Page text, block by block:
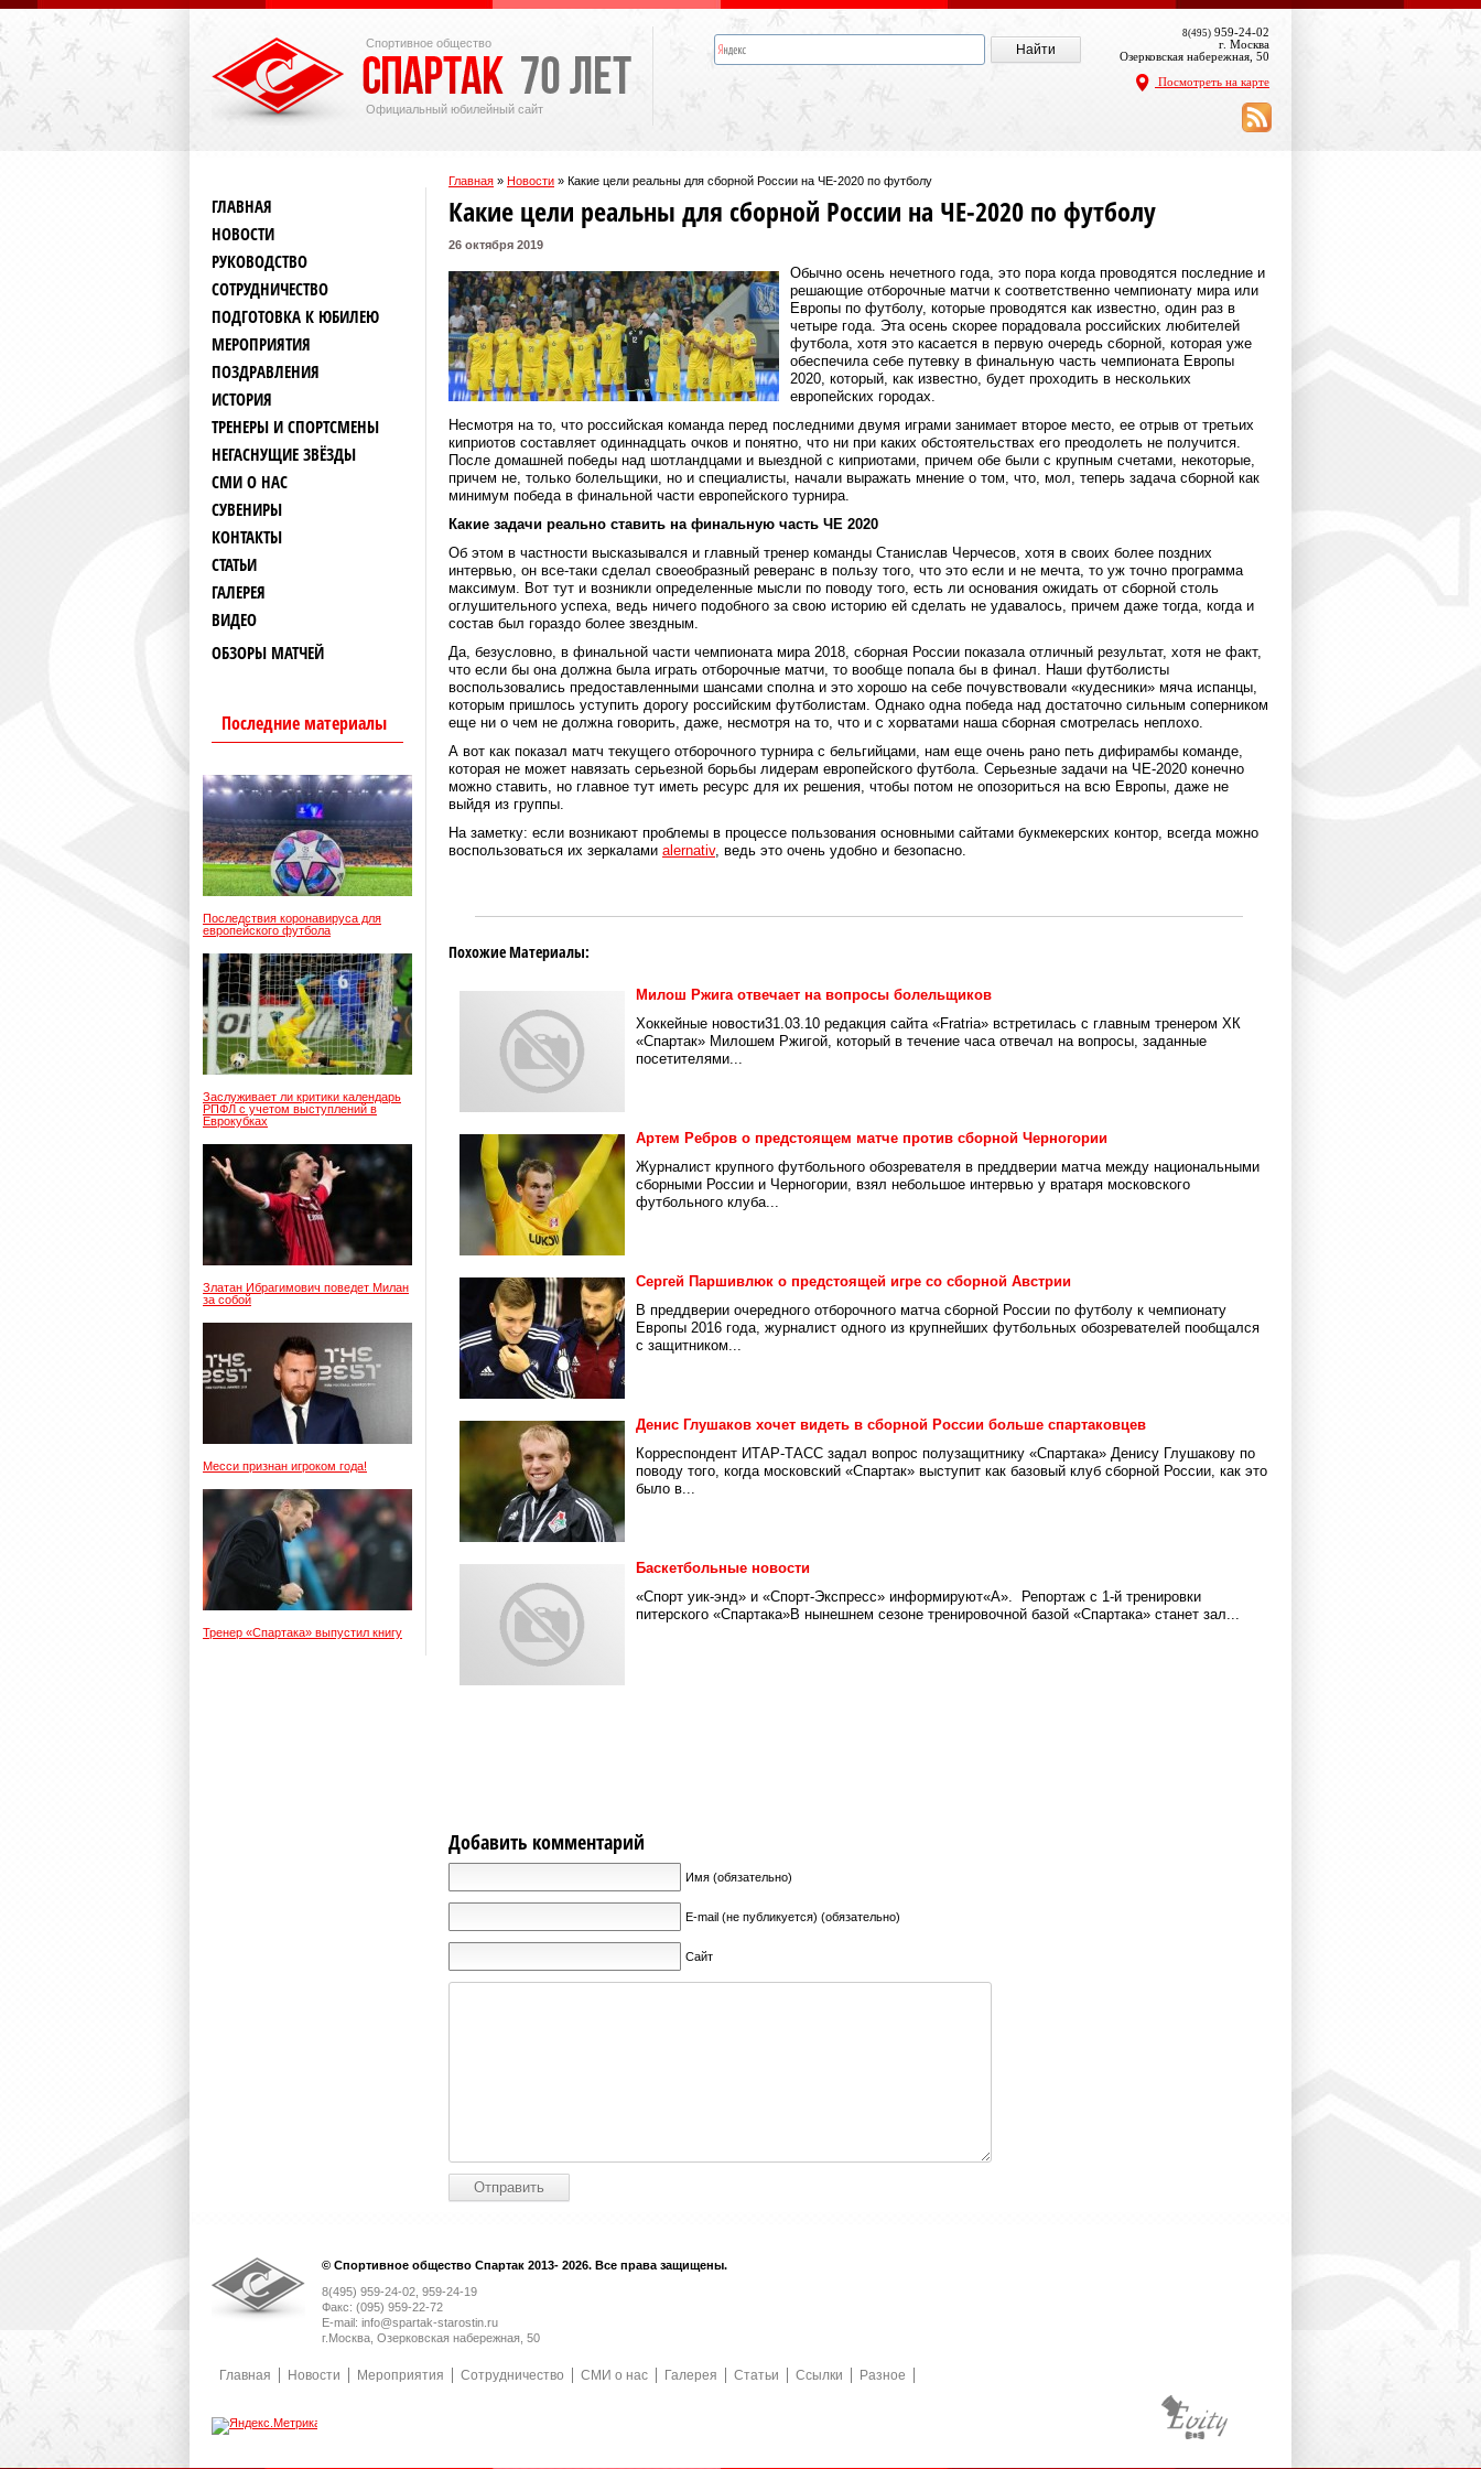
Спортивное общество
Официальный юбилейный сайт
8(495) 959-24-02
г. Москва
Озерковская набережная, 50
Посмотреть на карте
Главная » Новости » Какие цели реальны для сборной России на ЧЕ-2020 по футболу
ГЛАВНАЯ
НОВОСТИ
РУКОВОДСТВО
СОТРУДНИЧЕСТВО
ПОДГОТОВКА К ЮБИЛЕЮ
МЕРОПРИЯТИЯ
ПОЗДРАВЛЕНИЯ
ИСТОРИЯ
ТРЕНЕРЫ И СПОРТСМЕНЫ
НЕГАСНУЩИЕ ЗВЁЗДЫ
СМИ О НАС
СУВЕНИРЫ
КОНТАКТЫ
СТАТЬИ
ГАЛЕРЕЯ
ВИДЕО
ОБЗОРЫ МАТЧЕЙ
Последние материалы
Последствия коронавируса для
европейского футбола
Заслуживает ли критики календарь
РПФЛ с учетом выступлений в
Еврокубках
Златан Ибрагимович поведет Милан
за собой
Месси признан игроком года!
Тренер «Спартака» выпустил книгу
Какие цели реальны для сборной России на ЧЕ-2020 по футболу
26 октября 2019
Обычно осень нечетного года, это пора когда проводятся последние и
решающие отборочные матчи к соответственно чемпионату мира или
Европы по футболу, которые проводятся как известно, один раз в
четыре года. Эта осень скорее порадовала российских любителей
футбола, хотя это касается в первую очередь сборной, которая уже
обеспечила себе путевку в финальную часть чемпионата Европы
2020, который, как известно, будет проходить в нескольких
европейских городах.
Несмотря на то, что российская команда перед последними двумя играми занимает второе место, ее отрыв от третьих
киприотов составляет одиннадцать очков и понятно, что ни при каких обстоятельствах его преодолеть не получится.
После домашней победы над шотландцами и выездной с киприотами, причем обе были с крупным счетами, некоторые,
причем не, только болельщики, но и специалисты, начали выражать мнение о том, что, мол, теперь задача сборной как
минимум победа в финальной части европейского турнира.
Какие задачи реально ставить на финальную часть ЧЕ 2020
Об этом в частности высказывался и главный тренер команды Станислав Черчесов, хотя в своих более поздних
интервью, он все-таки сделал своеобразный реверанс в пользу того, что это если и не мечта, то уж точно программа
максимум. Вот тут и возникли определенные мысли по поводу того, есть ли основания ожидать от сборной столь
оглушительного успеха, ведь ничего подобного за свою историю ей сделать не удавалось, причем даже тогда, когда и
состав был гораздо более звездным.
Да, безусловно, в финальной части чемпионата мира 2018, сборная России показала отличный результат, хотя не факт,
что если бы она должна была играть отборочные матчи, то вообще попала бы в финал. Наши футболисты
воспользовались предоставленными шансами сполна и это хорошо на себе почувствовали «кудесники» мяча испанцы,
которым пришлось уступить дорогу российским футболистам. Однако одна победа над достаточно сильным соперником
еще ни о чем не должна говорить, даже, несмотря на то, что и с хорватами наша сборная смотрелась неплохо.
А вот как показал матч текущего отборочного турнира с бельгийцами, нам еще очень рано петь дифирамбы команде,
которая не может навязать серьезной борьбы лидерам европейского футбола. Серьезные задачи на ЧЕ-2020 конечно
можно ставить, но главное тут иметь ресурс для их решения, чтобы потом не опозориться на всю Европы, даже не
выйдя из группы.
На заметку: если возникают проблемы в процессе пользования основными сайтами букмекерских контор, всегда можно
воспользоваться их зеркалами alernativ, ведь это очень удобно и безопасно.
Похожие Материалы:
Милош Ржига отвечает на вопросы болельщиков
Хоккейные новости31.03.10 редакция сайта «Fratria» встретилась с главным тренером ХК
«Спартак» Милошем Ржигой, который в течение часа отвечал на вопросы, заданные
посетителями...
Артем Ребров о предстоящем матче против сборной Черногории
Журналист крупного футбольного обозревателя в преддверии матча между национальными
сборными России и Черногории, взял небольшое интервью у вратаря московского
футбольного клуба...
Сергей Паршивлюк о предстоящей игре со сборной Австрии
В преддверии очередного отборочного матча сборной России по футболу к чемпионату
Европы 2016 года, журналист одного из крупнейших футбольных обозревателей пообщался
с защитником...
Денис Глушаков хочет видеть в сборной России больше спартаковцев
Корреспондент ИТАР-ТАСС задал вопрос полузащитнику «Спартака» Денису Глушакову по
поводу того, когда московский «Спартак» выступит как базовый клуб сборной России, как это
было в...
Баскетбольные новости
«Спорт уик-энд» и «Спорт-Экспресс» информируют«А». Репортаж с 1-й тренировки
питерского «Спартака»В нынешнем сезоне тренировочной базой «Спартака» станет зал...
Добавить комментарий
Имя (обязательно)
E-mail (не публикуется) (обязательно)
Сайт
© Спортивное общество Спартак 2013- 2026. Все права защищены.
8(495) 959-24-02, 959-24-19
Факс: (095) 959-22-72
E-mail: info@spartak-starostin.ru
г.Москва, Озерковская набережная, 50
Главная Новости Мероприятия Сотрудничество СМИ о нас Галерея Статьи Ссылки Разное